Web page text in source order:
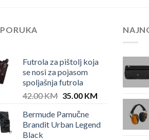
Futrola za pištolj koja
se nosi za pojasom
spoljašnja futrola
42.00KM Original
was:
42.00 KM.
35.00 KMCurrent
35.00 KM.
Bermude Pamučne
Brandit Urban Legend
Black